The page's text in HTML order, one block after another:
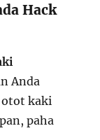
Hack
Anda
kaki
paha